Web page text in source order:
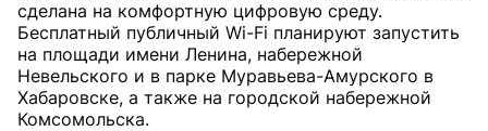
сделана на комфортную цифровую среду.
Бесплатный публичный Wi-Fi планируют запустить
на площади имени Ленина, набережной
Невельского и в парке Муравьева-Амурского в
Хабаровске, а также на городской набережной
Комсомольска.